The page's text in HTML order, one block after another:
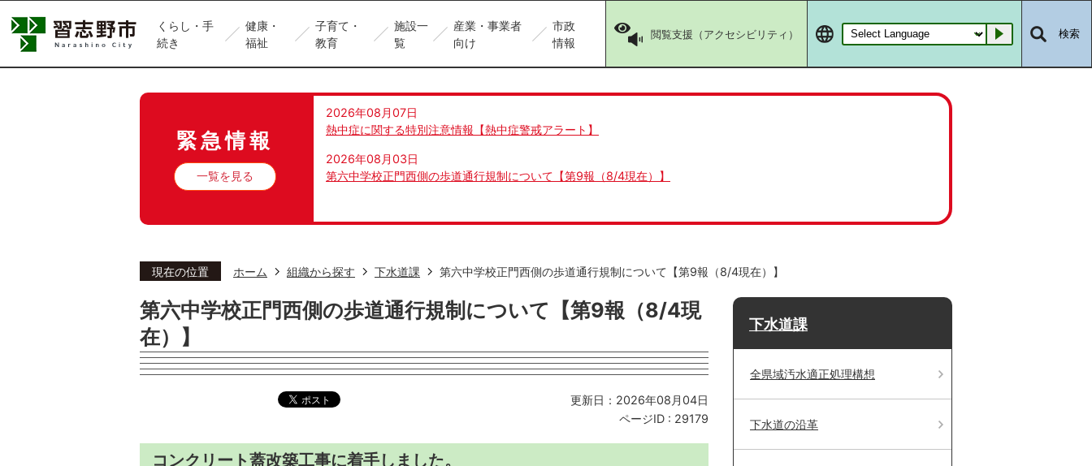
くらし・手
続き
健康・
福祉
子育て・
教育
施設一
覧
産業・事業者
向け
市政
情報
閲覧支援（アクセシビリティ） Go 検索
緊急情報
一覧を見る
2026年08月07日
熱中症に関する特別注意情報【熱中症警戒アラート】
2026年08月03日
第六中学校正門西側の歩道通行規制について【第9報（8/4現在）】
現在の位置 ホーム 組織から探す 下水道課 第六中学校正門西側の歩道通行規制について【第9報（8/4現在）】
第六中学校正門西側の歩道通行規制について【第9報（8/4現
在）】
更新日：2026年08月04日
ページID : 29179
コンクリート蓋改築工事に着手しました。
下水道課
全県域汚水適正処理構想
下水道の沿革